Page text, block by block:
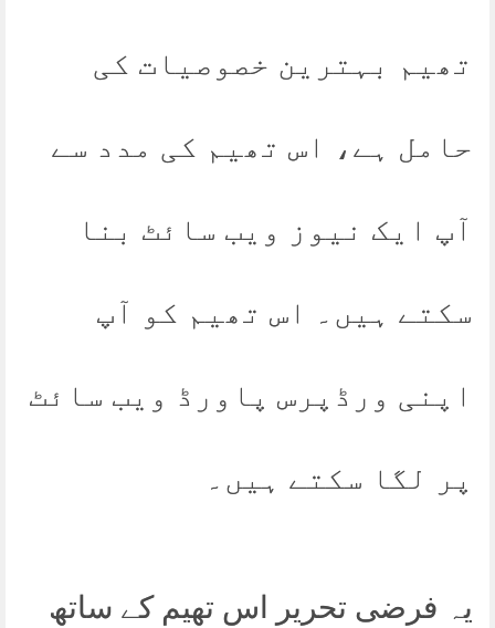
تھیم بہترین خصوصیات کی
حامل ہے، اس تھیم کی مدد سے
آپ ایک نیوز ویب سائٹ بنا
سکتے ہیں۔ اس تھیم کو آپ
اپنی ورڈپرس پاورڈ ویب سائٹ
پر لگا سکتے ہیں۔
یہ فرضی تحریر اس تھیم کے ساتھ